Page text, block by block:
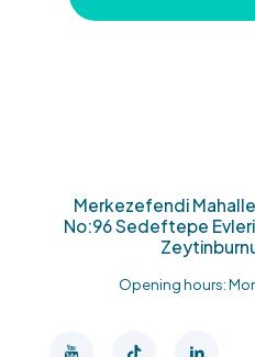
Merkezefendi
No:96 Sedeftepe
Opening hours: